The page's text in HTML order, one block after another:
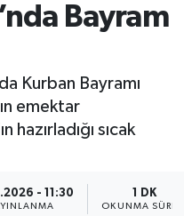
Bayram
Kurban Bayramı
emektar
hazırladığı sıcak
- 11:30 1 DK
OKUNMA